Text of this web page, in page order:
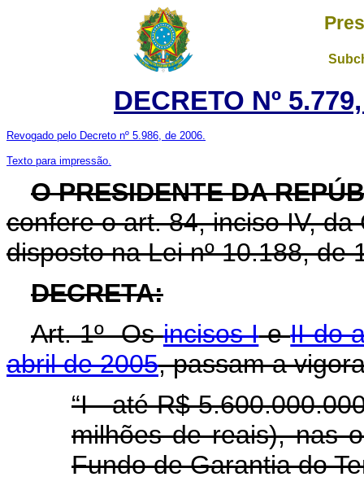
DECRETO Nº
Revogado pelo Decreto nº 5.986, de 2006.
Texto para impressão.
O PRESIDENTE DA
confere o art. 84, inciso IV,
disposto na Lei nº 10.188, de
DECRETA:
Art. 1º Osincisos IeII do
abril de 2005, passam a
“I - até R$
milhões de reais), nas
Fundo de Garantia do